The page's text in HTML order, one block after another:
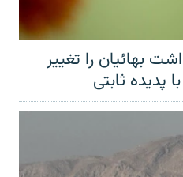
بهائیان را تغییر
پدیده ثابتی